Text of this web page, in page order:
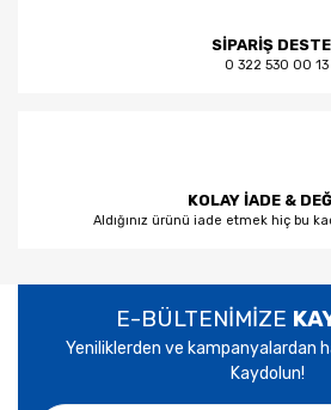
SİPARİŞ
0 322 530 00 13
KOLAY İADE &
Aldığınız ürünü iade etmek hiç bu
E-BÜLTENİMİZE
Yeniliklerden ve kampanyalardan
Kaydolun!